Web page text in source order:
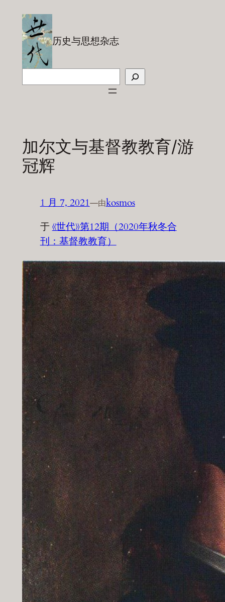
历史与思想杂志
加尔文与基督教教育/游
冠辉
1 月 7, 2021—由kosmos
于《世代》第12期（2020年秋冬合
刊：基督教教育）